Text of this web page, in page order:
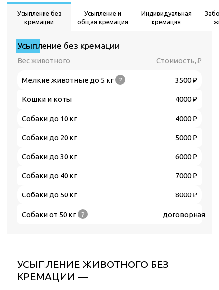
Усыпление без
кремации
Усыпление и
общая кремация
Индивидуальная
кремация
Усыпление без кремации
Вес животного Стоимость, ₽
Мелкие животные до 5 кг ? 3500 ₽
Кошки и коты 4000 ₽
Собаки до 10 кг 4000 ₽
Собаки до 20 кг 5000 ₽
Собаки до 30 кг 6000 ₽
Собаки до 40 кг 7000 ₽
Собаки до 50 кг 8000 ₽
Собаки от 50 кг ? договорная
УСЫПЛЕНИЕ ЖИВОТНОГО БЕЗ
КРЕМАЦИИ —